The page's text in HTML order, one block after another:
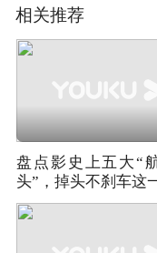
相关推荐
盘点影史上五大“
头”，掉头不刹车这